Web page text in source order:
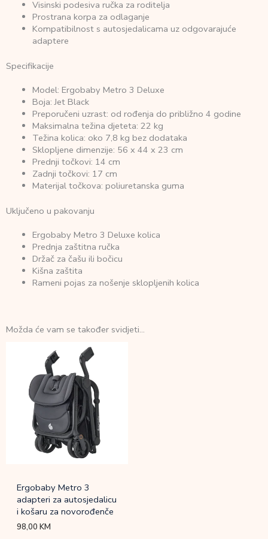
Visinski podesiva ručka za roditelja
Prostrana korpa za odlaganje
Kompatibilnost s autosjedalicama uz odgovarajuće
adaptere
Specifikacije
Model: Ergobaby Metro 3 Deluxe
Boja: Jet Black
Preporučeni uzrast: od rođenja do približno 4 godine
Maksimalna težina djeteta: 22 kg
Težina kolica: oko 7,8 kg bez dodataka
Sklopljene dimenzije: 56 x 44 x 23 cm
Prednji točkovi: 14 cm
Zadnji točkovi: 17 cm
Materijal točkova: poliuretanska guma
Uključeno u pakovanju
Ergobaby Metro 3 Deluxe kolica
Prednja zaštitna ručka
Držač za čašu ili bočicu
Kišna zaštita
Rameni pojas za nošenje sklopljenih kolica
Možda će vam se također svidjeti…
Ergobaby Metro 3
adapteri za autosjedalicu
i košaru za novorođenče
98,00KM